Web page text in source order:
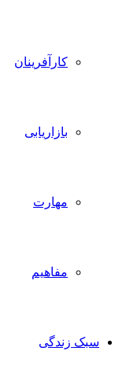
کارآفرینان
بازاریابی
مهارت
مفاهیم
سبک زندگی